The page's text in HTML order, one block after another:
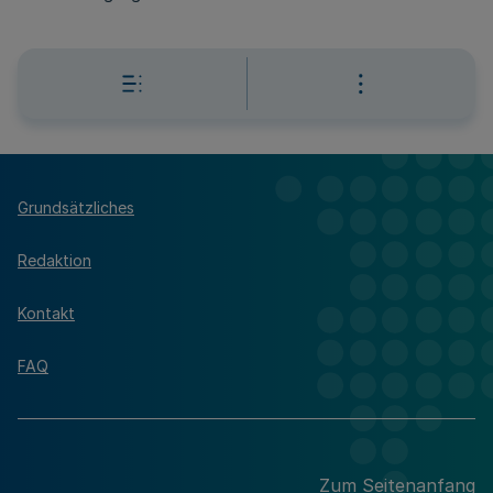
Grundsätzliches
Redaktion
Kontakt
FAQ
Zum Seitenanfang